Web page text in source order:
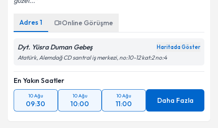
Adres 1 Online Görüşme
Dyt. Yüsra Duman Gebeş Haritada Göster
Atatürk, Alemdağ CD santral iş merkezi, no:10-12 kat:2 no:4
En Yakın Saatler
10 Ağu
09:30
10 Ağu
10:00
10 Ağu
11:00 Daha Fazla